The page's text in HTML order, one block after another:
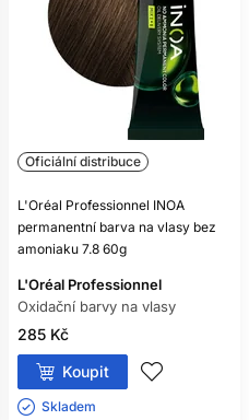
Oficiální distribuce
L'Oréal Professionnel INOA
permanentní barva na vlasy bez
amoniaku 7.8 60g
L'Oréal Professionnel
Oxidační barvy na vlasy
285 Kč
Koupit
Skladem ㅤ